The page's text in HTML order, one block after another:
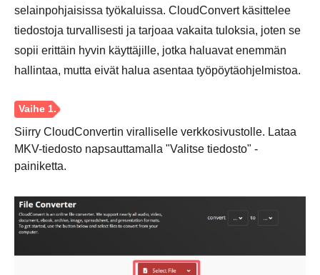
Vaihe 1.
selainpohjaisissa työkaluissa. CloudConvert käsittelee
tiedostoja turvallisesti ja tarjoaa vakaita tuloksia, joten se
sopii erittäin hyvin käyttäjille, jotka haluavat enemmän
hallintaa, mutta eivät halua asentaa työpöytäohjelmistoa.
Siirry CloudConvertin viralliselle verkkosivustolle. Lataa
MKV-tiedosto napsauttamalla "Valitse tiedosto" -
painiketta.